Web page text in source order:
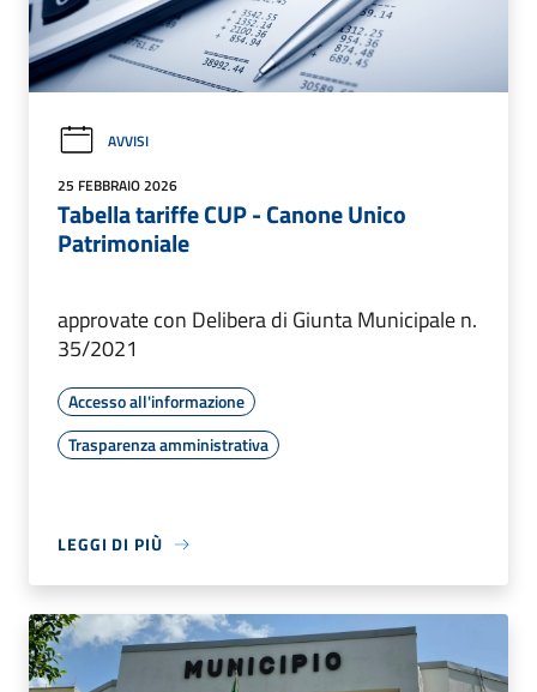
AVVISI
25 FEBBRAIO 2026
Tabella tariffe CUP - Canone Unico
Patrimoniale
approvate con Delibera di Giunta Municipale n.
35/2021
Accesso all'informazione
Trasparenza amministrativa
LEGGI DI PIÙ